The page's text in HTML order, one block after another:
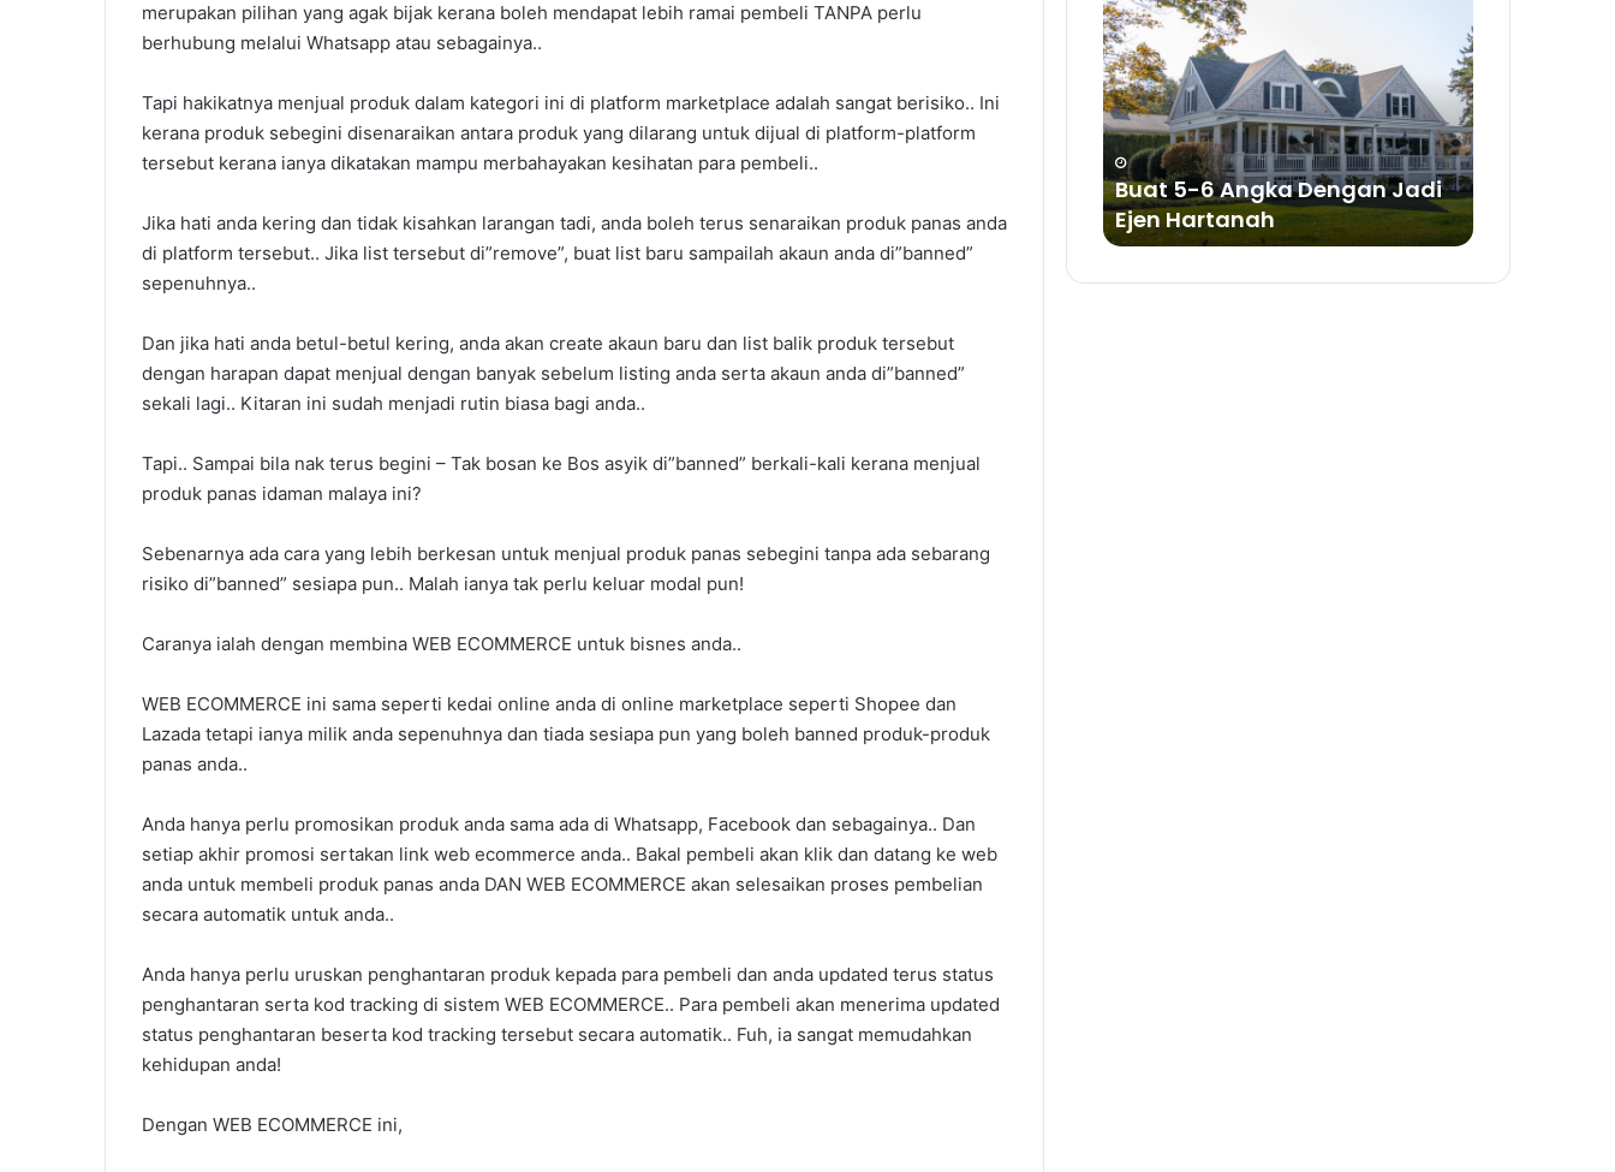
merupakan pilihan yang agak bijak kerana boleh mendapat lebih ramai pembeli TANPA perlu
berhubung melalui Whatsapp atau sebagainya..
Tapi hakikatnya menjual produk dalam kategori ini di platform marketplace adalah sangat berisiko.. Ini
kerana produk sebegini disenaraikan antara produk yang dilarang untuk dijual di platform-platform
tersebut kerana ianya dikatakan mampu merbahayakan kesihatan para pembeli..
Jika hati anda kering dan tidak kisahkan larangan tadi, anda boleh terus senaraikan produk panas anda
di platform tersebut.. Jika list tersebut di”remove”, buat list baru sampailah akaun anda di”banned”
sepenuhnya..
Dan jika hati anda betul-betul kering, anda akan create akaun baru dan list balik produk tersebut
dengan harapan dapat menjual dengan banyak sebelum listing anda serta akaun anda di”banned”
sekali lagi.. Kitaran ini sudah menjadi rutin biasa bagi anda..
Tapi.. Sampai bila nak terus begini – Tak bosan ke Bos asyik di”banned” berkali-kali kerana menjual
produk panas idaman malaya ini?
Sebenarnya ada cara yang lebih berkesan untuk menjual produk panas sebegini tanpa ada sebarang
risiko di”banned” sesiapa pun.. Malah ianya tak perlu keluar modal pun!
Caranya ialah dengan membina WEB ECOMMERCE untuk bisnes anda..
WEB ECOMMERCE ini sama seperti kedai online anda di online marketplace seperti Shopee dan
Lazada tetapi ianya milik anda sepenuhnya dan tiada sesiapa pun yang boleh banned produk-produk
panas anda..
Anda hanya perlu promosikan produk anda sama ada di Whatsapp, Facebook dan sebagainya.. Dan
setiap akhir promosi sertakan link web ecommerce anda.. Bakal pembeli akan klik dan datang ke web
anda untuk membeli produk panas anda DAN WEB ECOMMERCE akan selesaikan proses pembelian
secara automatik untuk anda..
Anda hanya perlu uruskan penghantaran produk kepada para pembeli dan anda updated terus status
penghantaran serta kod tracking di sistem WEB ECOMMERCE.. Para pembeli akan menerima updated
status penghantaran beserta kod tracking tersebut secara automatik.. Fuh, ia sangat memudahkan
kehidupan anda!
Dengan WEB ECOMMERCE ini,
Settle
Hutang
Cara Settle Hutang PTPTN
Lengkap
Teknik
Berjaya
Temuduga
Cara
Menjawab
Panduan Lengkap Temuduga
Kerajaan: Teknik Untuk Berjaya
Menjawab Soalan Popular
5-
6
Angka
Dengan
Jadi
Ejen
Hartanah
Buat 5-6 Angka Dengan Jadi
Ejen Hartanah
Dengan
Bisnes
Sabun